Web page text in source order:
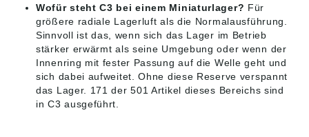
Wofür steht C3 bei einem Miniaturlager? Für
größere radiale Lagerluft als die Normalausführung.
Sinnvoll ist das, wenn sich das Lager im Betrieb
stärker erwärmt als seine Umgebung oder wenn der
Innenring mit fester Passung auf die Welle geht und
sich dabei aufweitet. Ohne diese Reserve verspannt
das Lager. 171 der 501 Artikel dieses Bereichs sind
in C3 ausgeführt.